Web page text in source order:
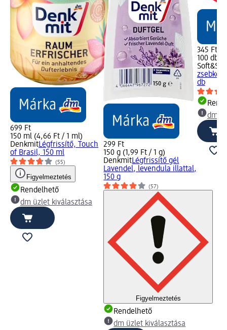
699 Ft
150 ml (4,66 Ft / 1 ml)
DenkmitLégfrissítő, Touch
of Brasil, 150 ml
(55)
Figyelmeztetés
Rendelhető
dm üzlet kiválasztása
299 Ft
150 g (1,99 Ft / 1 g)
DenkmitLégfrissítő gél
Lavendel, levendula illattal,
150 g
(57)
Figyelmeztetés
Rendelhető
dm üzlet kiválasztása
345 Ft
100 db
db
dm